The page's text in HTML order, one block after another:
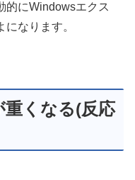
的にWindowsエクス
なります。
くなる(反応